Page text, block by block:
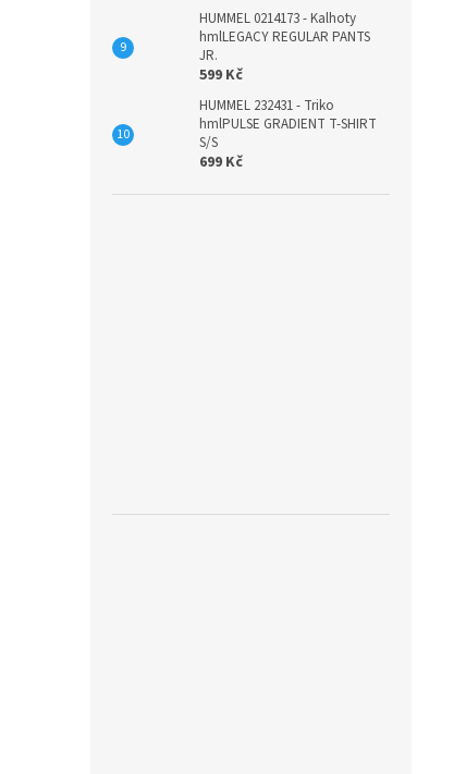
HUMMEL 0214173 - Kalhoty
hmlLEGACY REGULAR PANTS
JR.
599 Kč
HUMMEL 232431 - Triko
hmlPULSE GRADIENT T-SHIRT
S/S
699 Kč